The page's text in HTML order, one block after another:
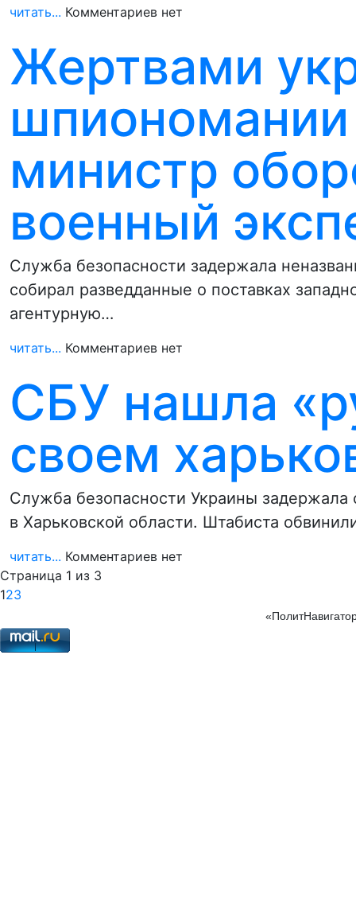
читать... Комментариев нет
Жертвами
шпиономании
министр
военный
Служба безопасности задержала
собирал разведданные о поставках
агентурную…
читать... Комментариев нет
СБУ нашла
своем
Служба безопасности Украины задержала
в Харьковской области. Штабиста
читать... Комментариев нет
Страница 1 из 3
123